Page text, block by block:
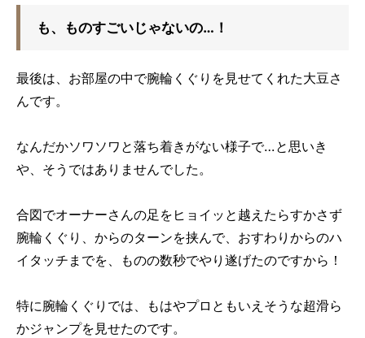
も、ものすごいじゃないの…！
最後は、お部屋の中で腕輪くぐりを見せてくれた大豆さ
んです。
なんだかソワソワと落ち着きがない様子で…と思いき
や、そうではありませんでした。
合図でオーナーさんの足をヒョイッと越えたらすかさず
腕輪くぐり、からのターンを挟んで、おすわりからのハ
イタッチまでを、ものの数秒でやり遂げたのですから！
特に腕輪くぐりでは、もはやプロともいえそうな超滑ら
かジャンプを見せたのです。